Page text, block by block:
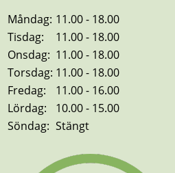
Måndag: 11.00 - 18.00
Tisdag:
11.00 - 18.00
Onsdag: 11.00 - 18.00
Torsdag: 11.00 - 18.00
Fredag:
11.00 - 16.00
Lördag:
10.00 - 15.00
Söndag: Stängt